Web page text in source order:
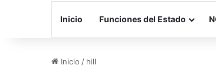
Inicio Funciones del Estado
Inicio / hill